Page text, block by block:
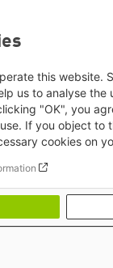
und
Publikationen und
this website.
us to analyse the
"OK", you
If you object to
cookies on